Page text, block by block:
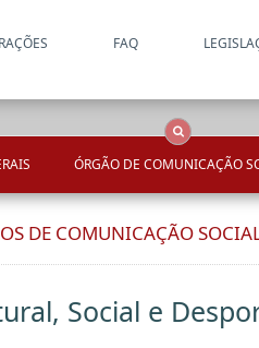
FAQ
ÓRGÃO DE COMUNICAÇÃO
DE COMUNICAÇÃO
Social e